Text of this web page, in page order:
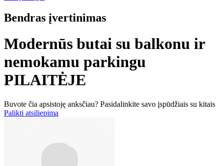
Bendras įvertinimas
Modernūs butai su balkonu ir
nemokamu parkingu
PILAITĖJE
Buvote čia apsistoję anksčiau? Pasidalinkite savo įspūdžiais su kitais
Palikti atsiliepimą